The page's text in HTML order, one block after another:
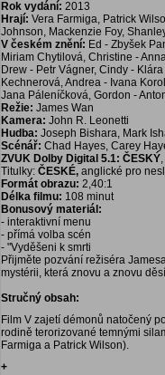
Rok vydání: 2013
Hrají: Vera Farmiga, Patrick
Johnson, Mackenzie Foy,
V českém znění: Ed - Zbyšek
Miriam Chytilová, Christine -
Drew - Petr Vágner, Cindy -
Kechnerová, Andrea - Ivana
Jana Páleníčková, Gordon -
Režie: James Wan
Kamera: John R. Leonetti
Hudba: Joseph Bishara, Mark
Scénář: Chad Hayes, Carey
ZVUK Dolby Digital 5.1: ČESKÝ
Titulky: ČESKÉ, anglické pro
Formát obrazu: 2,40:1
Délka filmu: 108 minut
Bonusový materiál:
- interaktivní menu
- přímá volba scén
- "Vyděšeni k smrti
Přijměte pozvání režiséra
mystérii, která znovu a znovu
Stručný obsah:
Film V zajetí démonů natočený
rodině terorizované temnými
Farmiga a Patrick Wilson).
+